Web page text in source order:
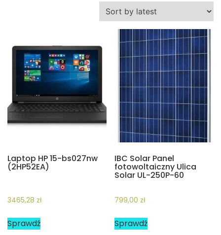
Laptop HP 15-bs027nw
(2HP52EA)
3465,28 zł
Sprawdź
IBC Solar Panel
fotowoltaiczny Ulica
Solar UL-250P-60
799,00 zł
Sprawdź